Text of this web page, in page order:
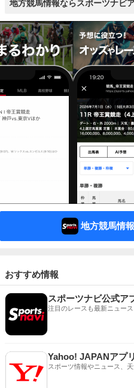
地方競馬情報ならスポーツナビ
地方競馬情
おすすめ情報
スポーツナビ公式ア
注目のレースも最新ニュー
Yahoo! JAPANアプリ
スポーツ情報やニュース、